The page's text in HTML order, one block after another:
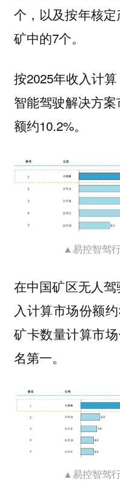
个，以及按年核
矿中的7个。
按2025年收入计
智能驾驶解决方
额约10.2%。
▲易控智驾
在中国矿区无人
入计算市场份额
矿卡数量计算市
名第一。
▲易控智驾